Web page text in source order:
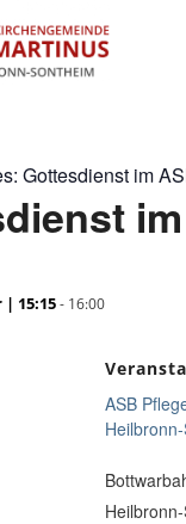
Gottesdienst im
| 15:15- 16:00
ASB